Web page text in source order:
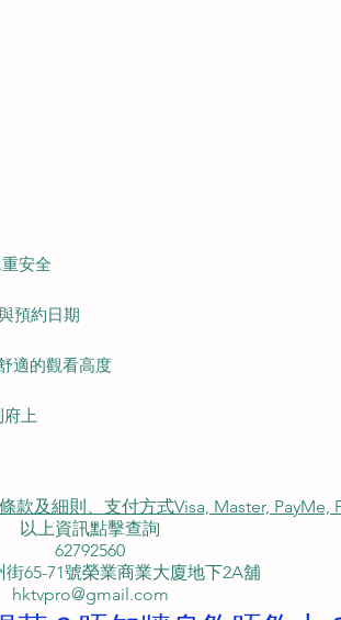
安全
預約日期
適的觀看高度
府上
及細則、支付方式Visa, Master, PayMe,
以上資訊點擊查詢
62792560
街65-71號榮業商業大廈地下2A舖
hktvpro@gmail.com